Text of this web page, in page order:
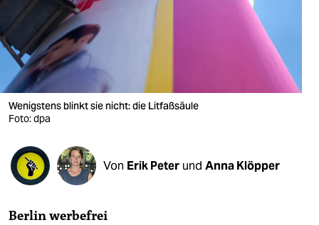
wahrheit
verlag
verlag
veranstaltungen
shop
fragen & hilfe
unterstützen
abo
Wenigstens blinkt sie nicht: die Litfaßsäule
Foto: dpa
Von Erik Peter und Anna Klöpper
Berlin werbefrei